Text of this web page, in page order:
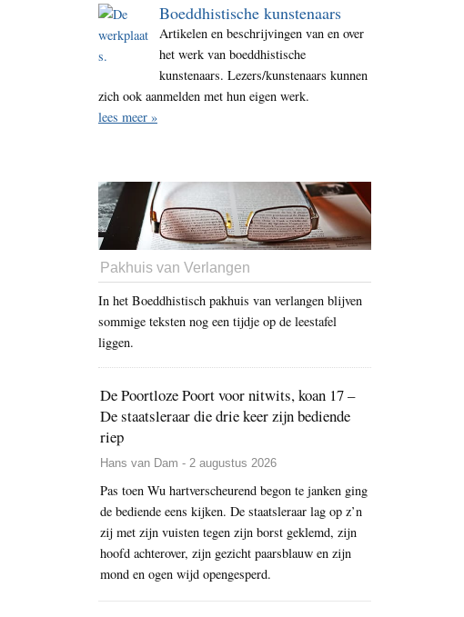
Boeddhistische kunstenaars
Artikelen en beschrijvingen van en over
het werk van boeddhistische
kunstenaars. Lezers/kunstenaars kunnen
zich ook aanmelden met hun eigen werk.
lees meer »
Pakhuis van Verlangen
In het Boeddhistisch pakhuis van verlangen blijven
sommige teksten nog een tijdje op de leestafel
liggen.
De Poortloze Poort voor nitwits, koan 17 –
De staatsleraar die drie keer zijn bediende
riep
Hans van Dam - 2 augustus 2026
Pas toen Wu hartverscheurend begon te janken ging
de bediende eens kijken. De staatsleraar lag op z’n
zij met zijn vuisten tegen zijn borst geklemd, zijn
hoofd achterover, zijn gezicht paarsblauw en zijn
mond en ogen wijd opengesperd.